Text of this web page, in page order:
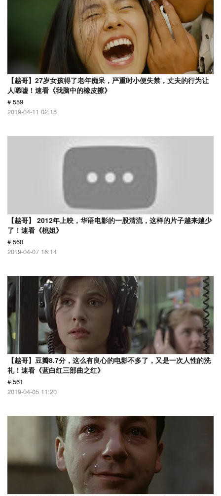
【越哥】27岁女孩得了老年痴呆，严重时小便失禁，丈夫的行为让
人唏嘘！速看《我脑中的橡皮擦》
# 559
2019-04-11 02:16
【越哥】 2012年上映，华语电影的一股清流，这样的片子越来越少
了！速看《桃姐》
# 560
2019-04-07 16:14
【越哥】豆瓣8.7分，这么有良心的电影不多了，又是一次人性的洗
礼！速看《蓝白红三部曲之红》
# 561
2019-04-05 11:20